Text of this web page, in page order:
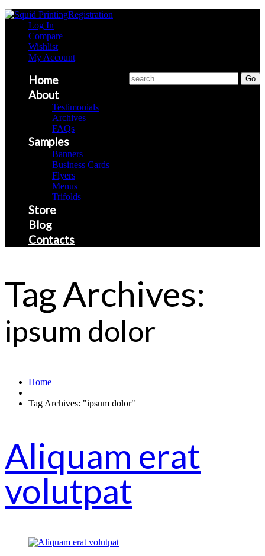
Registration
Log In
Compare
Wishlist
My Account
Home
About
Testimonials
Archives
FAQs
Samples
Banners
Business Cards
Flyers
Menus
Trifolds
Store
Blog
Contacts
Tag Archives:
ipsum dolor
Home
Tag Archives: "ipsum dolor"
Aliquam erat
volutpat